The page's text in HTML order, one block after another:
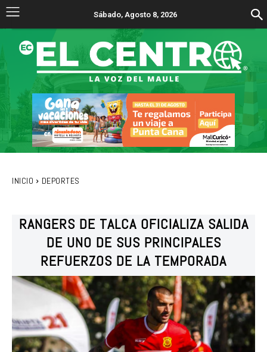
Sábado, Agosto 8, 2026
INICIO DEPORTES
RANGERS DE TALCA OFICIALIZA SALIDA
DE UNO DE SUS PRINCIPALES
REFUERZOS DE LA TEMPORADA